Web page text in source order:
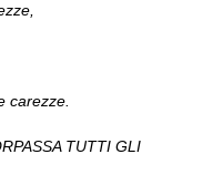
carezze.
TUTTI GLI